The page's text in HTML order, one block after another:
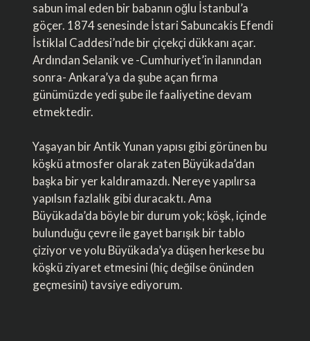
sabun imal eden bir babanın oğlu İstanbul’a
göçer. 1874 senesinde İstari Sabuncakis Efendi
İstiklal Caddesi’nde bir çiçekçi dükkanı açar.
Ardından Selanik ve -Cumhuriyet’in ilanından
sonra- Ankara’ya da şube açan firma
günümüzde yedi şube ile faaliyetine devam
etmektedir.
Yaşayan bir Antik Yunan yapısı gibi görünen bu
köşkü atmosfer olarak zaten Büyükada’dan
başka bir yer kaldıramazdı. Nereye yapılırsa
yapılsın fazlalık gibi duracaktı. Ama
Büyükada’da böyle bir durum yok; köşk, içinde
bulunduğu çevre ile gayet barışık bir tablo
çiziyor ve yolu Büyükada’ya düşen herkese bu
köşkü ziyaret etmesini (hiç değilse önünden
geçmesini) tavsiye ediyorum.